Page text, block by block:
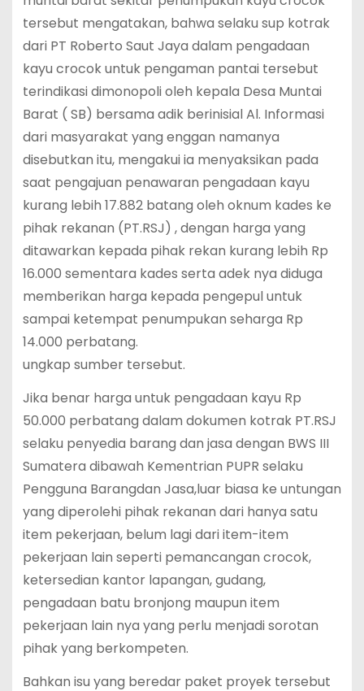
tersebut mengatakan, bahwa selaku sup kotrak
dari PT Roberto Saut Jaya dalam pengadaan
kayu crocok untuk pengaman pantai tersebut
terindikasi dimonopoli oleh kepala Desa Muntai
Barat ( SB) bersama adik berinisial Al. Informasi
dari masyarakat yang enggan namanya
disebutkan itu, mengakui ia menyaksikan pada
saat pengajuan penawaran pengadaan kayu
kurang lebih 17.882 batang oleh oknum kades ke
pihak rekanan (PT.RSJ) , dengan harga yang
ditawarkan kepada pihak rekan kurang lebih Rp
16.000 sementara kades serta adek nya diduga
memberikan harga kepada pengepul untuk
sampai ketempat penumpukan seharga Rp
14.000 perbatang.
ungkap sumber tersebut.
Jika benar harga untuk pengadaan kayu Rp
50.000 perbatang dalam dokumen kotrak PT.RSJ
selaku penyedia barang dan jasa dengan BWS III
Sumatera dibawah Kementrian PUPR selaku
Pengguna Barangdan Jasa,luar biasa ke untungan
yang diperolehi pihak rekanan dari hanya satu
item pekerjaan, belum lagi dari item-item
pekerjaan lain seperti pemancangan crocok,
ketersedian kantor lapangan, gudang,
pengadaan batu bronjong maupun item
pekerjaan lain nya yang perlu menjadi sorotan
pihak yang berkompeten.
Bahkan isu yang beredar paket proyek tersebut